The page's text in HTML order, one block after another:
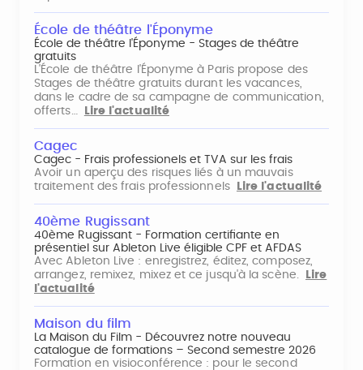
École de théâtre l'Éponyme
École de théâtre l'Éponyme - Stages de théâtre
gratuits
L'École de théâtre l'Éponyme à Paris propose des
Stages de théâtre gratuits durant les vacances,
dans le cadre de sa campagne de communication,
offerts…
Lire l'actualité
Cagec
Cagec - Frais professionels et TVA sur les frais
Avoir un aperçu des risques liés à un mauvais
traitement des frais professionnels
Lire l'actualité
40ème Rugissant
40ème Rugissant - Formation certifiante en
présentiel sur Ableton Live éligible CPF et AFDAS
Avec Ableton Live : enregistrez, éditez, composez,
arrangez, remixez, mixez et ce jusqu'à la scène.
Lire
l'actualité
Maison du film
La Maison du Film - Découvrez notre nouveau
catalogue de formations – Second semestre 2026
Formation en visioconférence : pour le second